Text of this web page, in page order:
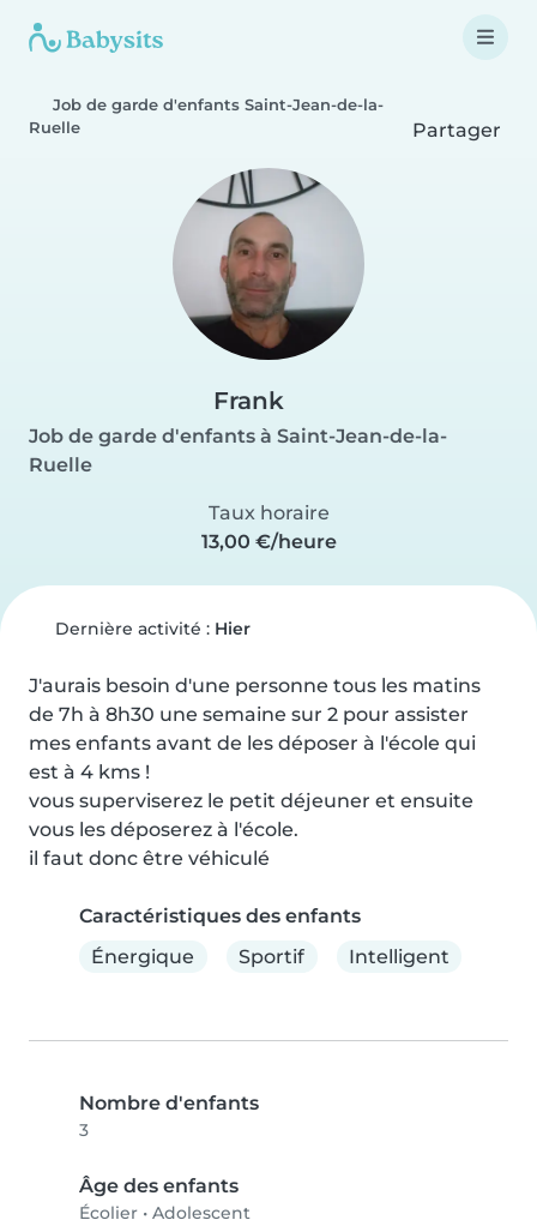
Job de garde d'enfants Saint-Jean-de-la-
Ruelle
Partager
Frank
Job de garde d'enfants à Saint-Jean-de-la-
Ruelle
Taux horaire
13,00 €/heure
Dernière activité : Hier
J'aurais besoin d'une personne tous les matins
de 7h à 8h30 une semaine sur 2 pour assister
mes enfants avant de les déposer à l'école qui
est à 4 kms !
vous superviserez le petit déjeuner et ensuite
vous les déposerez à l'école.
il faut donc être véhiculé
Caractéristiques des enfants
Énergique
Sportif Intelligent
Nombre d'enfants
3
Âge des enfants
Écolier • Adolescent